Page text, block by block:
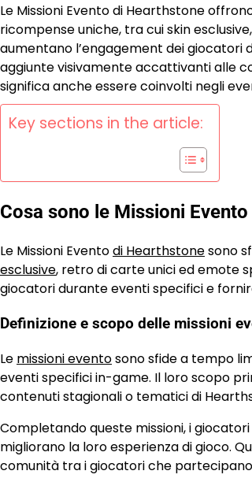
Le Missioni Evento di Hearthstone
ricompense uniche, tra cui skin
aumentano l’engagement dei giocatori
aggiunte visivamente accattivanti alle
significa anche essere coinvolti negli
Key sections in the article:
Cosa sono le Missioni
Le Missioni Eventodi Hearthstonesono
esclusive, retro di carte unici ed emote
giocatori durante eventi specifici e
Definizione e scopo delle missioni
Le missioni eventosono sfide a tempo
eventi specifici in-game. Il loro scopo
contenuti stagionali o tematici di
Completando queste missioni, i
migliorano la loro esperienza di gioco.
comunità tra i giocatori che